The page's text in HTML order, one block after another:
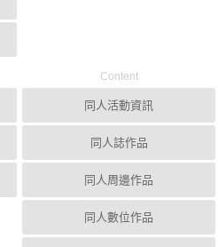
Content
同人活動資訊
同人誌作品
同人周邊作品
同人數位作品